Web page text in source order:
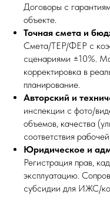
Договоры с
объекте.
Точная смета и
Смета/ТЕР/ФЕР с
сценариями ±10%.
корректировка в
планирование.
Авторский и
инспекции с фото/
объемов, качества
соответствия
Юридическое и
Регистрация прав,
эксплуатацию.
субсидии для ИЖС/